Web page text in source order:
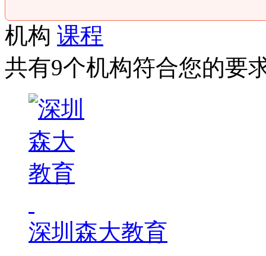
机构 课程
共有9个机构符合您的要
深圳森大教育